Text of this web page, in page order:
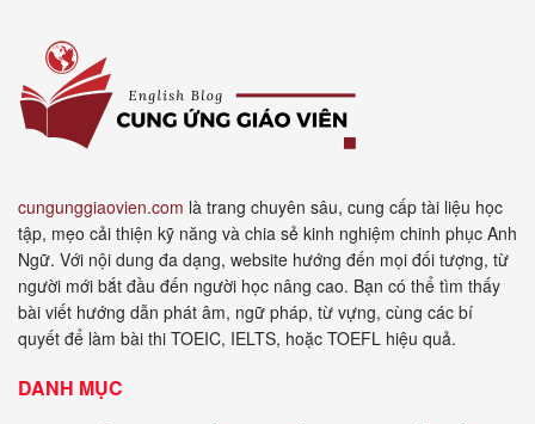
cungunggiaovien.com là trang chuyên sâu, cung cấp tài liệu học
tập, mẹo cải thiện kỹ năng và chia sẻ kinh nghiệm chinh phục Anh
Ngữ. Với nội dung đa dạng, website hướng đến mọi đối tượng, từ
người mới bắt đầu đến người học nâng cao. Bạn có thể tìm thấy
bài viết hướng dẫn phát âm, ngữ pháp, từ vựng, cùng các bí
quyết để làm bài thi TOEIC, IELTS, hoặc TOEFL hiệu quả.
DANH MỤC